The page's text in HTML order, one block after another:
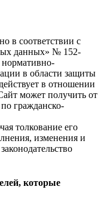
в соответствии с
данных» № 152-
в области защиты
в отношении
может получить от
гражданско-
толкование его
изменения и
которые